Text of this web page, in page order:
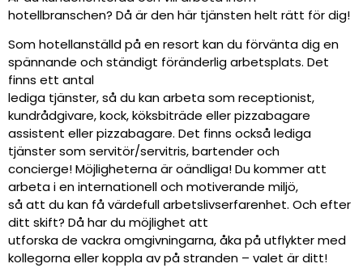
hotellbranschen? Då är den här tjänsten helt rätt för dig!
Som hotellanställd på en resort kan du förvänta dig en
spännande och ständigt föränderlig arbetsplats. Det
finns ett antal
lediga tjänster, så du kan arbeta som receptionist,
kundrådgivare, kock, köksbiträde eller pizzabagare
assistent eller pizzabagare. Det finns också lediga
tjänster som servitör/servitris, bartender och
concierge! Möjligheterna är oändliga! Du kommer att
arbeta i en internationell och motiverande miljö,
så att du kan få värdefull arbetslivserfarenhet. Och efter
ditt skift? Då har du möjlighet att
utforska de vackra omgivningarna, åka på utflykter med
kollegorna eller koppla av på stranden – valet är ditt!